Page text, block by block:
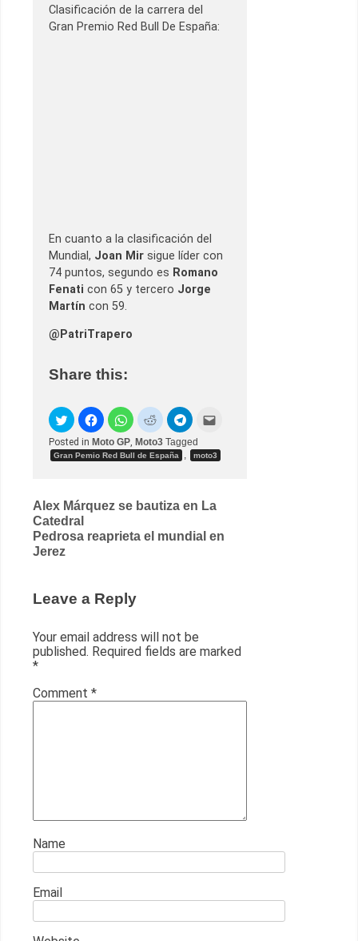
Clasificación de la carrera del
Gran Premio Red Bull De España:
En cuanto a la clasificación del
Mundial, Joan Mir sigue líder con
74 puntos, segundo es Romano
Fenati con 65 y tercero Jorge
Martín con 59.
@PatriTrapero
Share this:
Posted in Moto GP, Moto3 Tagged
Gran Pemio Red Bull de España , moto3
Post
navigation
Alex Márquez se bautiza en La
Catedral
Pedrosa reaprieta el mundial en
Jerez
Leave a Reply
Your email address will not be
published. Required fields are marked
*
Comment *
Name
Email